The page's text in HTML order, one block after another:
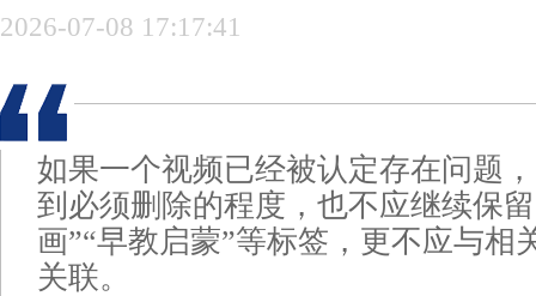
2026-07-08 17:17:41
如果一个视频已经被认定存在问题
到必须删除的程度，也不应继续保
画”“早教启蒙”等标签，更不应与相
关联。